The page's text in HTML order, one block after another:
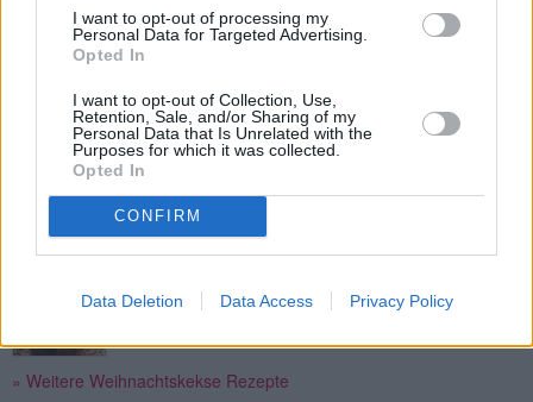
I want to opt-out of processing my
Personal Data for Targeted Advertising.
Opted In
I want to opt-out of Collection, Use,
Retention, Sale, and/or Sharing of my
Personal Data that Is Unrelated with the
Purposes for which it was collected.
Opted In
CONFIRM
Data Deletion Data Access Privacy Policy
Punsch-Nuss Taler
Kokosbusserl mit Schokoladeglasur
Leicht
Mittel
» Weitere Weihnachtskekse Rezepte